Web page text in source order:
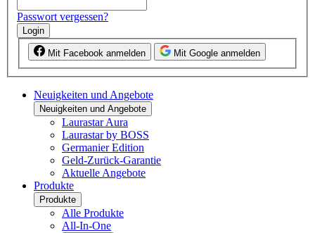
Passwort vergessen?
Login
Mit Facebook anmelden Mit Google anmelden
Neuigkeiten und Angebote
Neuigkeiten und Angebote
Laurastar Aura
Laurastar by BOSS
Germanier Edition
Geld-Zurück-Garantie
Aktuelle Angebote
Produkte
Produkte
Alle Produkte
All-In-One